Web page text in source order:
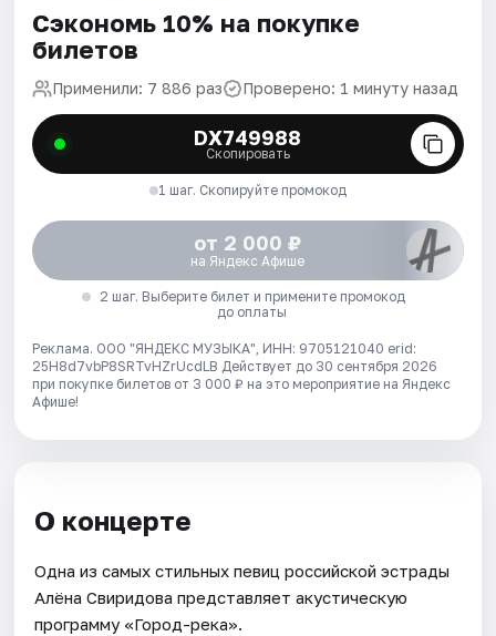
Сэкономь 10% на покупке
билетов
Применили: 7 886 раз Проверено: 1 минуту назад
DX749988
Скопировать
1 шаг. Скопируйте промокод
от 2 000 ₽
на Яндекс Афише
2 шаг. Выберите билет и примените промокод
до оплаты
Реклама. ООО "ЯНДЕКС МУЗЫКА", ИНН: 9705121040 erid:
25H8d7vbP8SRTvHZrUcdLB Действует до 30 сентября 2026
при покупке билетов от 3 000 ₽ на это мероприятие на Яндекс
Афише!
О концерте
Одна из самых стильных певиц российской эстрады
Алёна Свиридова представляет акустическую
программу «Город-река».